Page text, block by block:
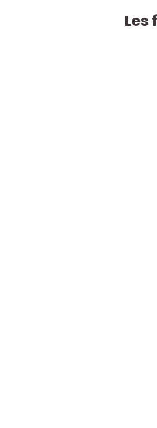
Les